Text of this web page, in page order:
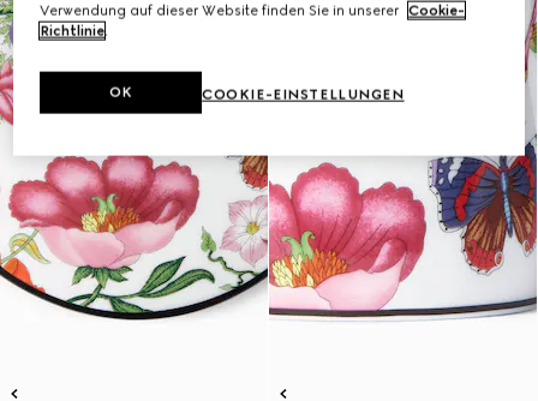
Verwendung auf dieser Website finden Sie in unserer Cookie-
Richtlinie.
COOKIE-EINSTELLUNGEN
OK